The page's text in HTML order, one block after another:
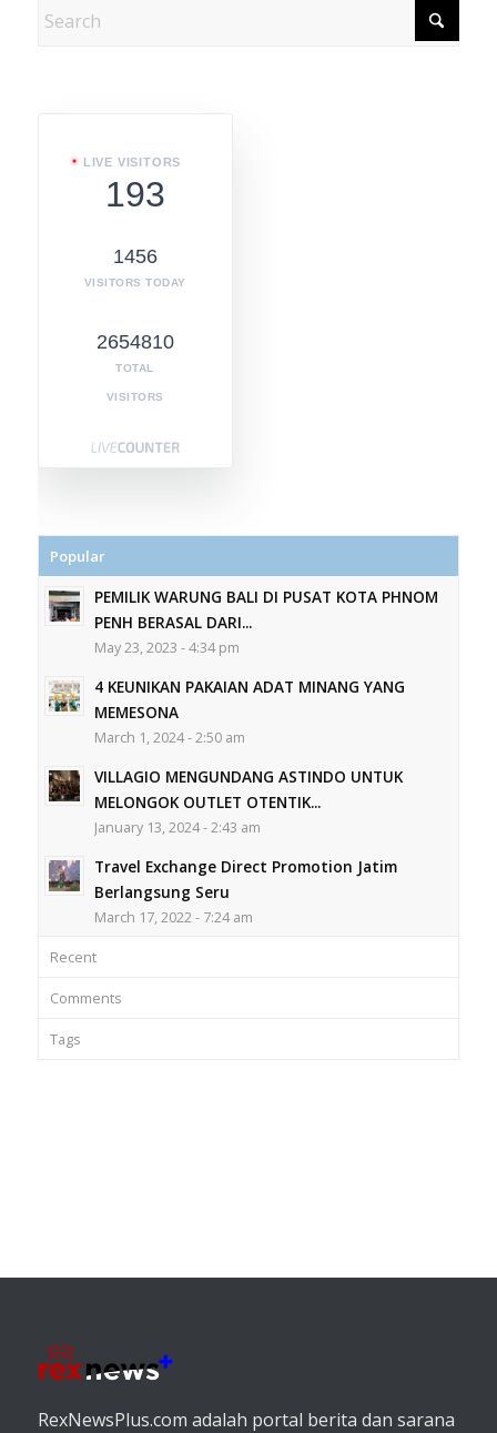
LIVE VISITORS
193
1456
VISITORS TODAY
2654810
TOTAL
VISITORS
Popular
PEMILIK WARUNG BALI DI PUSAT KOTA PHNOM
PENH BERASAL DARI...
May 23, 2023 - 4:34 pm
4 KEUNIKAN PAKAIAN ADAT MINANG YANG
MEMESONA
March 1, 2024 - 2:50 am
VILLAGIO MENGUNDANG ASTINDO UNTUK
MELONGOK OUTLET OTENTIK...
January 13, 2024 - 2:43 am
Travel Exchange Direct Promotion Jatim
Berlangsung Seru
March 17, 2022 - 7:24 am
Recent
Comments
Tags
RexNewsPlus.com adalah portal berita dan sarana